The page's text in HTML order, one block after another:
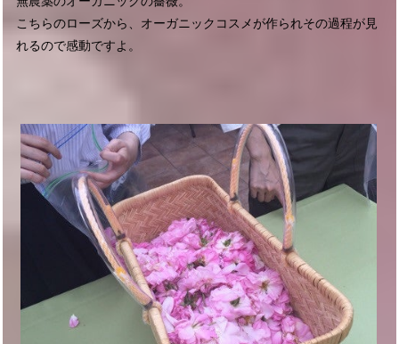
こちらのローズから、オーガニックコスメが作られその過程が見
れるので感動ですよ。